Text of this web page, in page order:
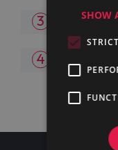
Kontakt
SHOW